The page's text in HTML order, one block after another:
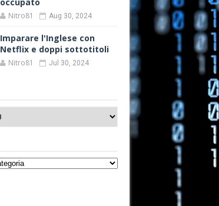
Nitro81 Aug 30, 2024
Imparare l'Inglese con
Netflix e doppi sottotitoli
Nitro81 Jul 30, 2024